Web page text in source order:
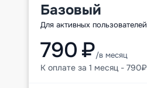
Базовый
Для активных пользователей
790 ₽/в месяц
К оплате за 1 месяц - 790₽